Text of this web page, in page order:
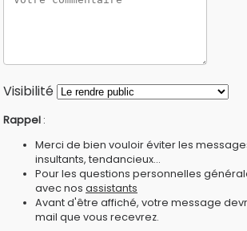
Visibilité
Rappel :
Merci de bien vouloir éviter les
insultants, tendancieux...
Pour les questions personnelles
avec nos assistants
Avant d'être affiché, votre message
mail que vous recevrez.